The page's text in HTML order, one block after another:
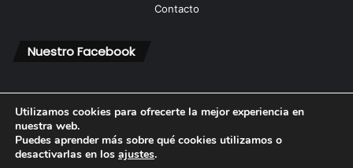
Contacto
Nuestro Facebook
© Copyright 2026, Todos los derechos reservados |
Utilizamos cookies para ofrecerte la mejor experiencia en
nuestra web.
Puedes aprender más sobre qué cookies utilizamos o
desactivarlas en los ajustes.